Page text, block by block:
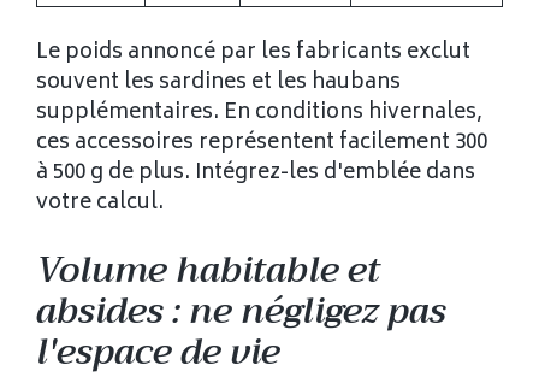
Le poids annoncé par les fabricants exclut
souvent les sardines et les haubans
supplémentaires. En conditions hivernales,
ces accessoires représentent facilement 300
à 500 g de plus. Intégrez-les d'emblée dans
votre calcul.
Volume habitable et
absides : ne négligez pas
l'espace de vie